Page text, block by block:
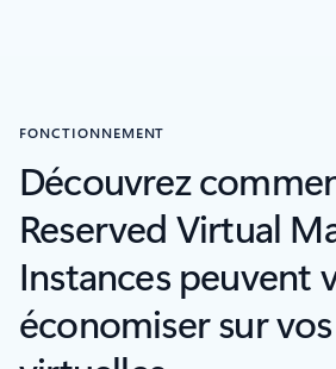
FONCTIONNEMENT
Découvrez
Reserved Virtual
Instances peuvent
économiser sur